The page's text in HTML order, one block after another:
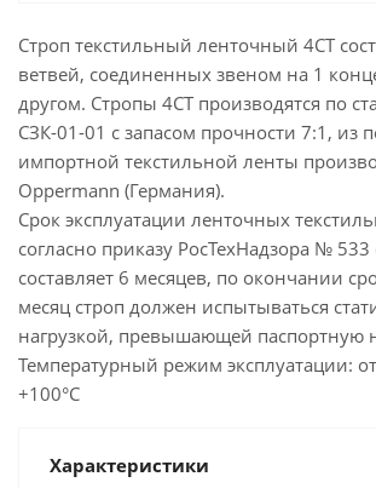
Строп текстильный ленточный 4СТ
ветвей, соединенных звеном на 1
другом. Стропы 4СТ производятся по
СЗК-01-01 с запасом прочности 7:1, из
импортной текстильной ленты
Oppermann (Германия).
Срок эксплуатации ленточных
согласно приказу РосТехНадзора №
составляет 6 месяцев, по окончании
месяц строп должен испытываться
нагрузкой, превышающей паспортную
Температурный режим эксплуатации:
+100°С
Характеристики